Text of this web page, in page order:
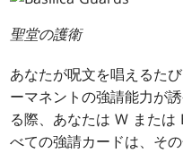
聖堂の護衛
あなたが呪文を唱えるた
ーマネントの強請能力が
る際、あなたはW または
べての強請カードは、そ